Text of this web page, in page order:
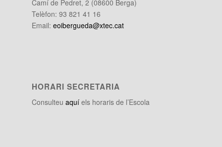
Camí de Pedret, 2 (08600 Berga)
Telèfon: 93 821 41 16
Email: eoibergueda@xtec.cat
HORARI SECRETARIA
Consulteu aquíels horaris de l’Escola